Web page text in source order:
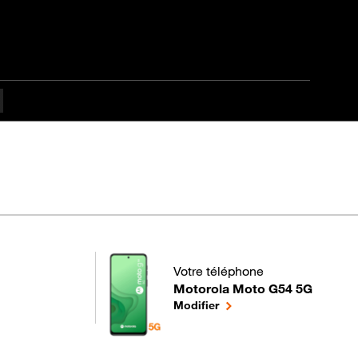
Votre téléphone
Motorola Moto G54 5G
pour votre Motorola Moto G54 5G
Modifierle téléphone sélectionné